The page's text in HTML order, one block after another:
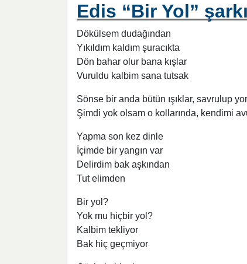
Edis “Bir Yol”
Dökülsem dudağından
Yıkıldım kaldım şuracıkta
Dön bahar olur bana kışlar
Vuruldu kalbim sana tutsak
Sönse bir anda bütün ışıklar, savrulup
Şimdi yok olsam o kollarında, kendimi
Yapma son kez dinle
İçimde bir yangın var
Delirdim bak aşkından
Tut elimden
Bir yol?
Yok mu hiçbir yol?
Kalbim tekliyor
Bak hiç geçmiyor